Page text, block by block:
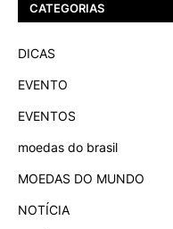
CATEGORIAS
DICAS
EVENTO
EVENTOS
moedas do brasil
MOEDAS DO MUNDO
NOTÍCIA